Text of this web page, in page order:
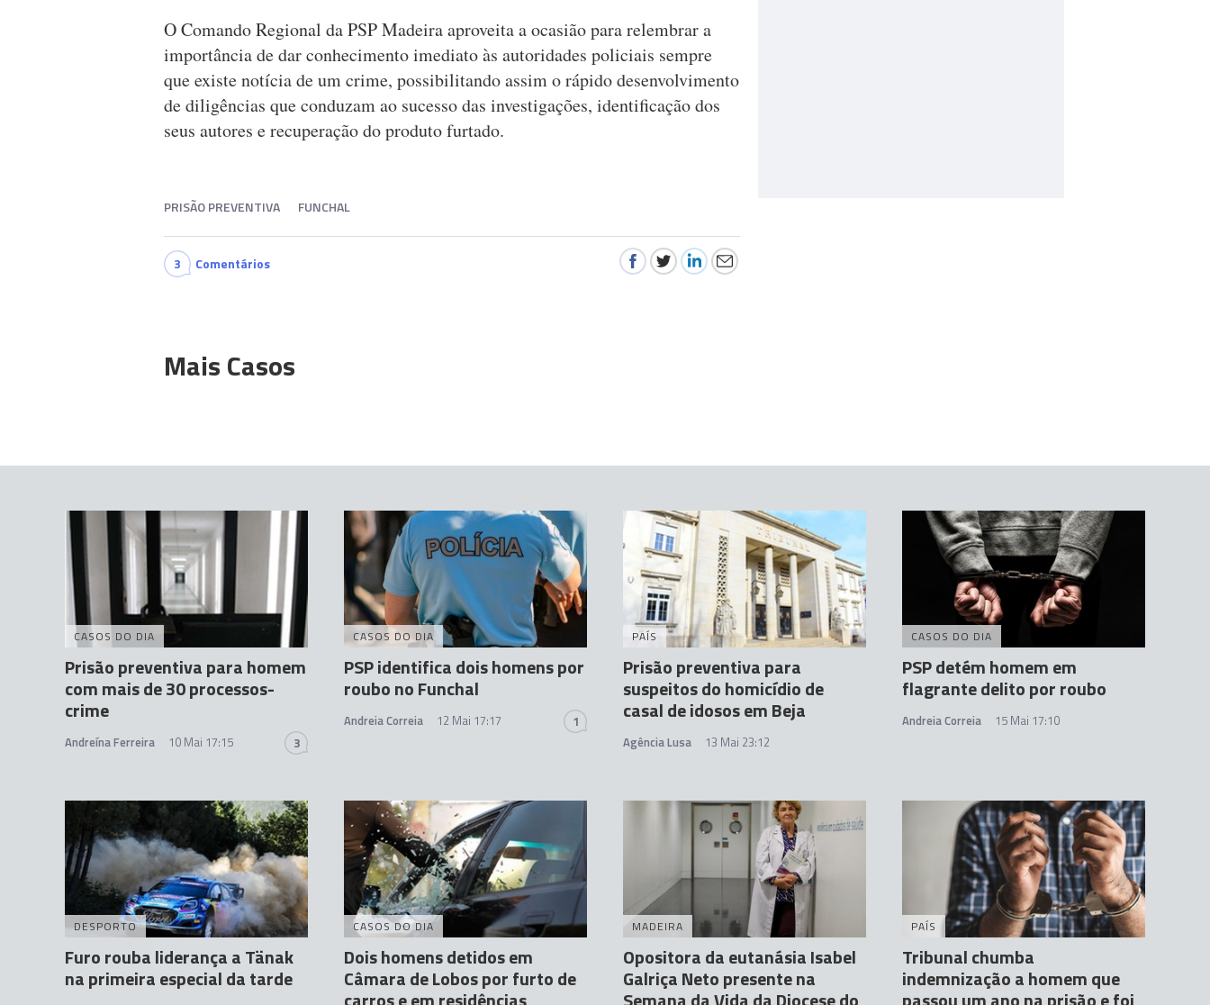
O Comando Regional da PSP Madeira aproveita a ocasião para relembrar a
importância de dar conhecimento imediato às autoridades policiais sempre
que existe notícia de um crime, possibilitando assim o rápido desenvolvimento
de diligências que conduzam ao sucesso das investigações, identificação dos
seus autores e recuperação do produto furtado.
PRISÃO PREVENTIVA FUNCHAL
3 Comentários
Mais Casos
CASOS DO DIA
Prisão preventiva para homem
com mais de 30 processos-
crime
Andreína Ferreira 10 Mai 17:15 3
CASOS DO DIA
PSP identifica dois homens por
roubo no Funchal
Andreia Correia 12 Mai 17:17 1
PAÍS
Prisão preventiva para
suspeitos do homicídio de
casal de idosos em Beja
Agência Lusa 13 Mai 23:12
CASOS DO DIA
PSP detém homem em
flagrante delito por roubo
Andreia Correia 15 Mai 17:10
DESPORTO
Furo rouba liderança a Tänak
na primeira especial da tarde
CASOS DO DIA
Dois homens detidos em
Câmara de Lobos por furto de
MADEIRA
Opositora da eutanásia Isabel
Galriça Neto presente na
PAÍS
Tribunal chumba
indemnização a homem que